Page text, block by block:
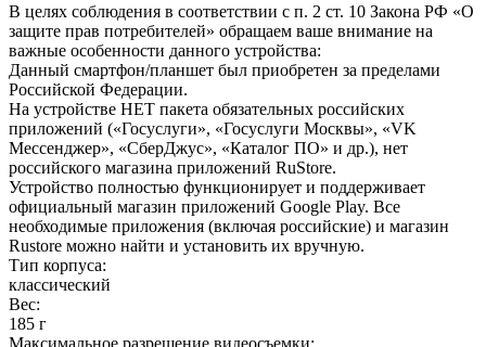
В целях соблюдения в соответствии с п. 2 ст. 10 Закона РФ «О
защите прав потребителей» обращаем ваше внимание на
важные особенности данного устройства:
Данный смартфон/планшет был приобретен за пределами
Российской Федерации.
На устройстве НЕТ пакета обязательных российских
приложений («Госуслуги», «Госуслуги Москвы», «VK
Мессенджер», «СберДжус», «Каталог ПО» и др.), нет
российского магазина приложений RuStore.
Устройство полностью функционирует и поддерживает
официальный магазин приложений Google Play. Все
необходимые приложения (включая российские) и магазин
Rustore можно найти и установить их вручную.
Тип корпуса:
классический
Вес:
185 г
Максимальное разрешение видеосъемки: